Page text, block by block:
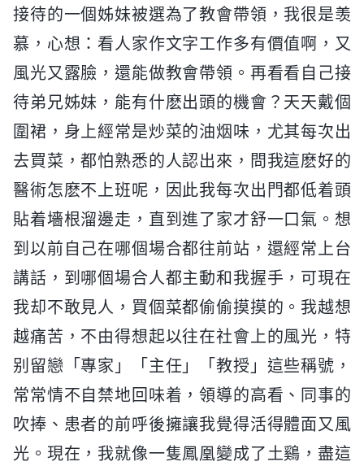
接待的一個姊妹被選為了教會帶領，我很是羡
慕，心想：看人家作文字工作多有價值啊，又
風光又露臉，還能做教會帶領。再看看自己接
待弟兄姊妹，能有什麽出頭的機會？天天戴個
圍裙，身上經常是炒菜的油烟味，尤其每次出
去買菜，都怕熟悉的人認出來，問我這麽好的
醫術怎麽不上班呢，因此我每次出門都低着頭
貼着墻根溜邊走，直到進了家才舒一口氣。想
到以前自己在哪個場合都往前站，還經常上台
講話，到哪個場合人都主動和我握手，可現在
我却不敢見人，買個菜都偷偷摸摸的。我越想
越痛苦，不由得想起以往在社會上的風光，特
别留戀「專家」「主任」「教授」這些稱號，
常常情不自禁地回味着，領導的高看、同事的
吹捧、患者的前呼後擁讓我覺得活得體面又風
光。現在，我就像一隻鳳凰變成了土鷄，盡這